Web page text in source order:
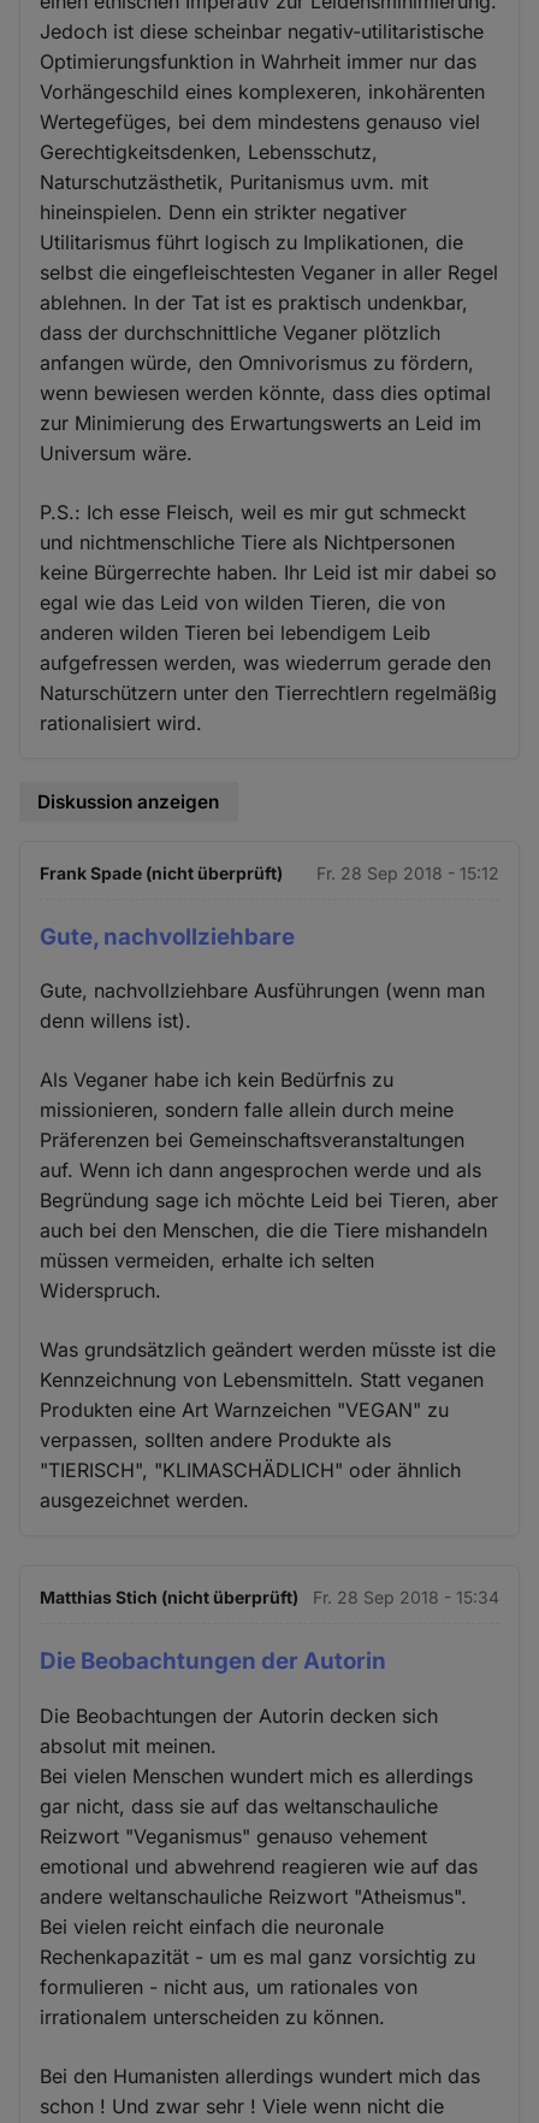
Jedoch ist diese scheinbar negativ-utilitaristische
Optimierungsfunktion in Wahrheit immer nur das
Vorhängeschild eines komplexeren, inkohärenten
Wertegefüges, bei dem mindestens genauso viel
Gerechtigkeitsdenken, Lebensschutz,
Naturschutzästhetik, Puritanismus uvm. mit
hineinspielen. Denn ein strikter negativer
Utilitarismus führt logisch zu Implikationen, die
selbst die eingefleischtesten Veganer in aller Regel
ablehnen. In der Tat ist es praktisch undenkbar,
dass der durchschnittliche Veganer plötzlich
anfangen würde, den Omnivorismus zu fördern,
wenn bewiesen werden könnte, dass dies optimal
zur Minimierung des Erwartungswerts an Leid im
Universum wäre.
P.S.: Ich esse Fleisch, weil es mir gut schmeckt
und nichtmenschliche Tiere als Nichtpersonen
keine Bürgerrechte haben. Ihr Leid ist mir dabei so
egal wie das Leid von wilden Tieren, die von
anderen wilden Tieren bei lebendigem Leib
aufgefressen werden, was wiederrum gerade den
Naturschützern unter den Tierrechtlern regelmäßig
rationalisiert wird.
Diskussion anzeigen
Frank Spade (nicht überprüft) Fr. 28 Sep 2018 - 15:12
Gute, nachvollziehbare
Gute, nachvollziehbare Ausführungen (wenn man
denn willens ist).
Als Veganer habe ich kein Bedürfnis zu
missionieren, sondern falle allein durch meine
Präferenzen bei Gemeinschaftsveranstaltungen
auf. Wenn ich dann angesprochen werde und als
Begründung sage ich möchte Leid bei Tieren, aber
auch bei den Menschen, die die Tiere mishandeln
müssen vermeiden, erhalte ich selten
Widerspruch.
Was grundsätzlich geändert werden müsste ist die
Kennzeichnung von Lebensmitteln. Statt veganen
Produkten eine Art Warnzeichen "VEGAN" zu
verpassen, sollten andere Produkte als
"TIERISCH", "KLIMASCHÄDLICH" oder ähnlich
ausgezeichnet werden.
Matthias Stich (nicht überprüft) Fr. 28 Sep 2018 - 15:34
Die Beobachtungen der Autorin
Die Beobachtungen der Autorin decken sich
absolut mit meinen.
Bei vielen Menschen wundert mich es allerdings
gar nicht, dass sie auf das weltanschauliche
Reizwort "Veganismus" genauso vehement
emotional und abwehrend reagieren wie auf das
andere weltanschauliche Reizwort "Atheismus".
Bei vielen reicht einfach die neuronale
Rechenkapazität - um es mal ganz vorsichtig zu
formulieren - nicht aus, um rationales von
irrationalem unterscheiden zu können.
Bei den Humanisten allerdings wundert mich das
schon ! Und zwar sehr ! Viele wenn nicht die